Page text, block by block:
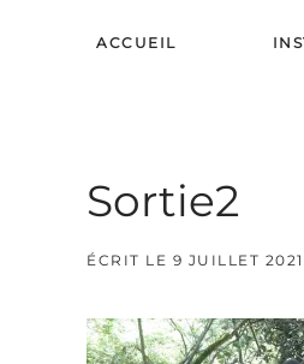
ACCUEIL
Sortie2
ÉCRIT LE 9 JUILLET 2021